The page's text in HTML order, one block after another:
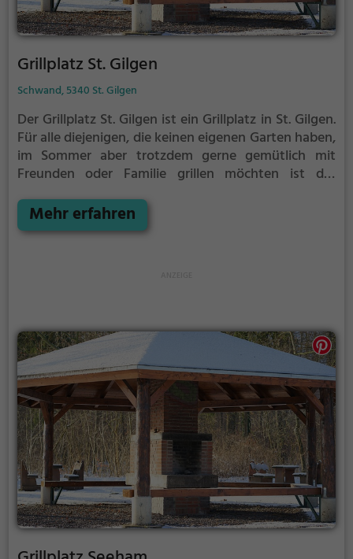
Grillplatz St. Gilgen
Schwand, 5340 St. Gilgen
Der Grillplatz St. Gilgen ist ein Grillplatz in St. Gilgen.
Für alle diejenigen, die keinen eigenen Garten haben,
im Sommer aber trotzdem gerne gemütlich mit
Freunden oder Familie grillen möchten ist der
Holz.
Mehr erfahren